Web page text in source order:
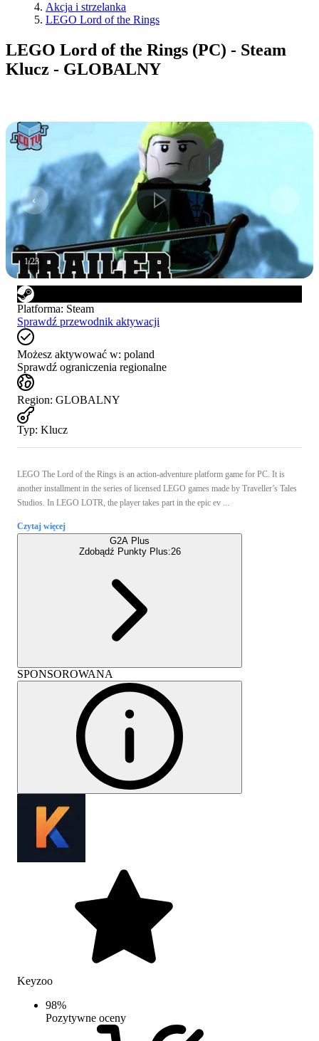
Akcja i strzelanka
LEGO Lord of the Rings
LEGO Lord of the Rings (PC) - Steam
Klucz - GLOBALNY
1/23
Platforma: Steam
Sprawdź przewodnik aktywacji
Możesz aktywować w: poland
Sprawdź ograniczenia regionalne
Region: GLOBALNY
Typ: Klucz
LEGO The Lord of the Rings is an action-adventure platform game for PC. It is
another installment in the series of licensed LEGO games made by Traveller’s Tales
Studios. In LEGO LOTR, the player takes part in the epic ev ...
Czytaj więcej
G2A Plus
Zdobądź Punkty Plus:26
SPONSOROWANA
Keyzoo
98%
Pozytywne oceny